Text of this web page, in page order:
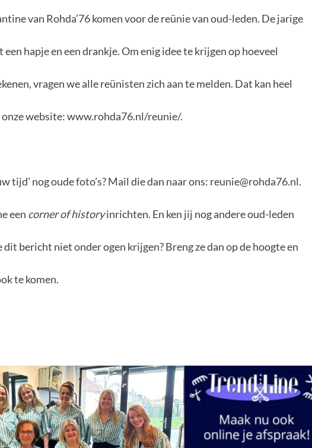
van Rohda’76 komen voor de reünie van oud-leden. De jarige
hapje en een drankje. Om enig idee te krijgen op hoeveel
vragen we alle reünisten zich aan te melden. Dat kan heel
website: www.rohda76.nl/reunie/.
tijd’ nog oude foto’s? Mail die dan naar ons: reunie@rohda76.nl.
een corner of historyinrichten. En ken jij nog andere oud-leden
bericht niet onder ogen krijgen? Breng ze dan op de hoogte en
te komen.